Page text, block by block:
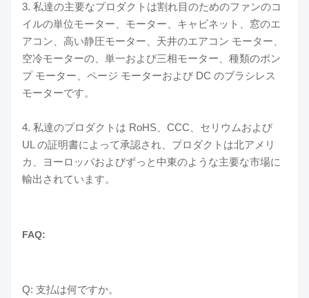
3. 私達の主要なプロダクトは割れ目のためのファンのコ
イルの単位モーター、モーター、キャビネット、窓のエ
アコン、高い静圧モーター、天井のエアコン モーター、
空冷モーターの、単一および三相モーター、種類のポン
プ モーター、ページ モーターおよび DC のブラシレス
モーターです。
4. 私達のプロダクトは RoHS、CCC、セリウムおよび
UL の証明書によって承認され、プロダクトは北アメリ
カ、ヨーロッパおよびずっと中東のような主要な市場に
輸出されています。
FAQ:
Q: 支払は何ですか。